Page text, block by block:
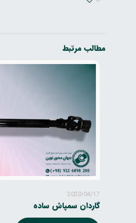
مطالب مرتبط
2020/04/17
گاردان سمپاش ساده